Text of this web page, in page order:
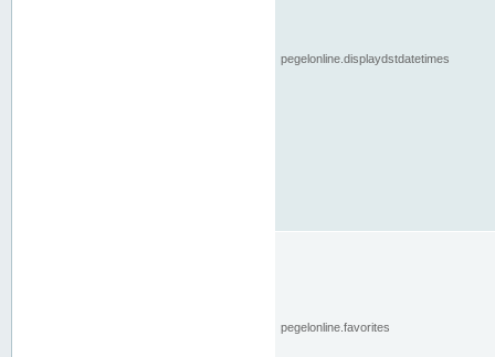
pegelonline.displaydstdatetimes
pegelonline.favorites